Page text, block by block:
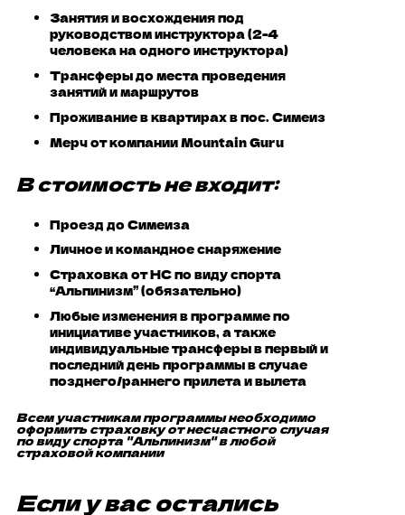
Занятия и восхождения под
руководством инструктора (2-4
человека на одного инструктора)
Трансферы до места проведения
занятий и маршрутов
Проживание в квартирах в пос. Симеиз
Мерч от компании Mountain Guru
В стоимость не входит:
Проезд до Симеиза
Личное и командное снаряжение
Страховка от НС по виду спорта
“Альпинизм” (обязательно)
Любые изменения в программе по
инициативе участников, а также
индивидуальные трансферы в первый и
последний день программы в случае
позднего/раннего прилета и вылета
Всем участникам программы необходимо
оформить страховку от несчастного случая
по виду спорта "Альпинизм" в любой
страховой компании
Если у вас остались